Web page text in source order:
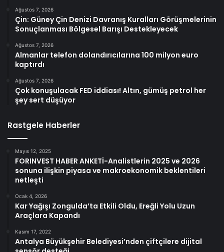
Ağustos 7, 2026
Çin: Güney Çin Denizi Davranış Kuralları Görüşmelerinin
Sonuçlanması Bölgesel Barışı Destekleyecek
Ağustos 7, 2026
Almanlar telefon dolandırıcılarına 100 milyon euro
kaptırdı
Ağustos 7, 2026
Çok konuşulacak FED iddiası! Altın, gümüş petrol her
şey sert düşüyor
Rastgele Haberler
Mayıs 12, 2025
FORINVEST HABER ANKETİ-Analistlerin 2025 ve 2026
sonuna ilişkin piyasa ve makroekonomik beklentileri
netleşti
Ocak 4, 2026
Kar Yağışı Zongulda’ta Etkili Oldu, Ereğli Yolu Uzun
Araçlara Kapandı
Kasım 17, 2022
Antalya Büyükşehir Belediyesi’nden çiftçilere dijital